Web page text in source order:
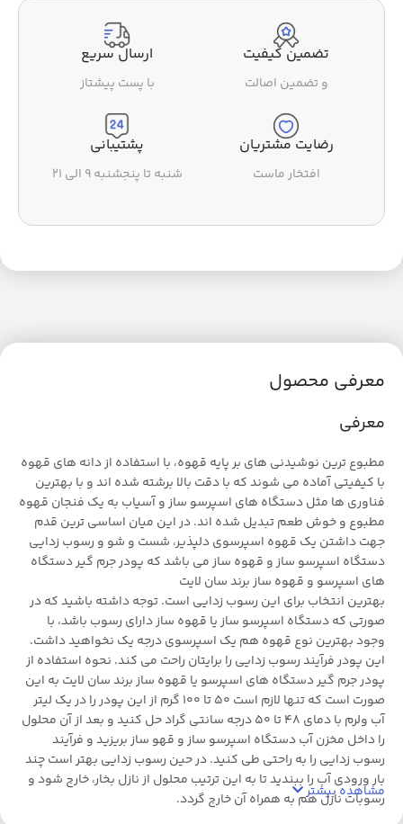
تضمین کیفیت
و تضمین اصالت
ارسال سریع
با پست پیشتاز
رضایت مشتریان
افتخار ماست
پشتیبانی
شنبه تا پنجشنبه ۹ الی ۲۱
معرفی محصول
معرفی
مطبوع ترین نوشیدنی های بر پایه قهوه، با استفاده از دانه های قهوه
با کیفیتی آماده می شوند که با دقت بالا برشته شده اند و با بهترین
فناوری ها مثل دستگاه‌ های اسپرسو ساز و آسیاب به یک فنجان قهوه
مطبوع و خوش طعم تبدیل شده اند. در این میان اساسی ترین قدم
جهت داشتن یک قهوه اسپرسوی دلپذیر، شست و شو و رسوب زدایی
دستگاه اسپرسو ساز و قهوه ساز می باشد که پودر جرم گیر دستگاه
های اسپرسو و قهوه ساز برند سان لایت
بهترین انتخاب برای این رسوب زدایی است. توجه داشته باشید که در
صورتی که دستگاه اسپرسو ساز یا قهوه ساز دارای رسوب باشد، با
وجود بهترین نوع قهوه هم یک اسپرسوی درجه یک نخواهید داشت.
این پودر فرآیند رسوب زدایی را برایتان راحت می کند. نحوه استفاده از
پودر جرم گیر دستگاه های اسپرسو یا قهوه ساز برند سان لایت به این
صورت است که تنها لازم است 50 تا 100 گرم از این پودر را در یک لیتر
آب ولرم با دمای 48 تا 50 درجه سانتی گراد حل کنید و بعد از آن محلول
را داخل مخزن آب دستگاه اسپرسو ساز و قهو ساز بریزید و فرآیند
رسوب زدایی را به راحتی طی کنید. در حین رسوب زدایی بهتر است چند
بار ورودی آب را ببندید تا به این ترتیب محلول از نازل بخار، خارج شود و
رسوبات نازل هم به همراه آن خارج گردد.
مشاهده بیشتر